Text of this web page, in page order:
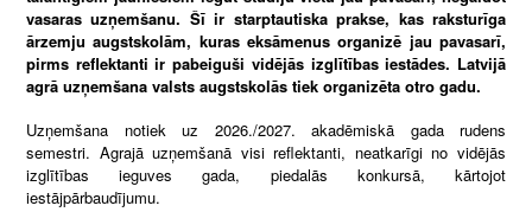
vasaras uzņemšanu. Šī ir starptautiska prakse, kas raksturīga
ārzemju augstskolām, kuras eksāmenus organizē jau pavasarī,
pirms reflektanti ir pabeiguši vidējās izglītības iestādes. Latvijā
agrā uzņemšana valsts augstskolās tiek organizēta otro gadu.
Uzņemšana notiek uz 2026./2027. akadēmiskā gada rudens
semestri. Agrajā uzņemšanā visi reflektanti, neatkarīgi no vidējās
izglītības ieguves gada, piedalās konkursā, kārtojot
iestājpārbaudījumu.